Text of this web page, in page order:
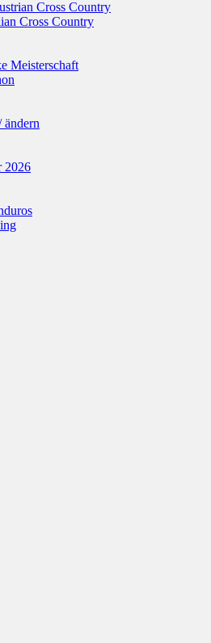
Cross Country
Cross Country
Meisterschaft
ändern
2026